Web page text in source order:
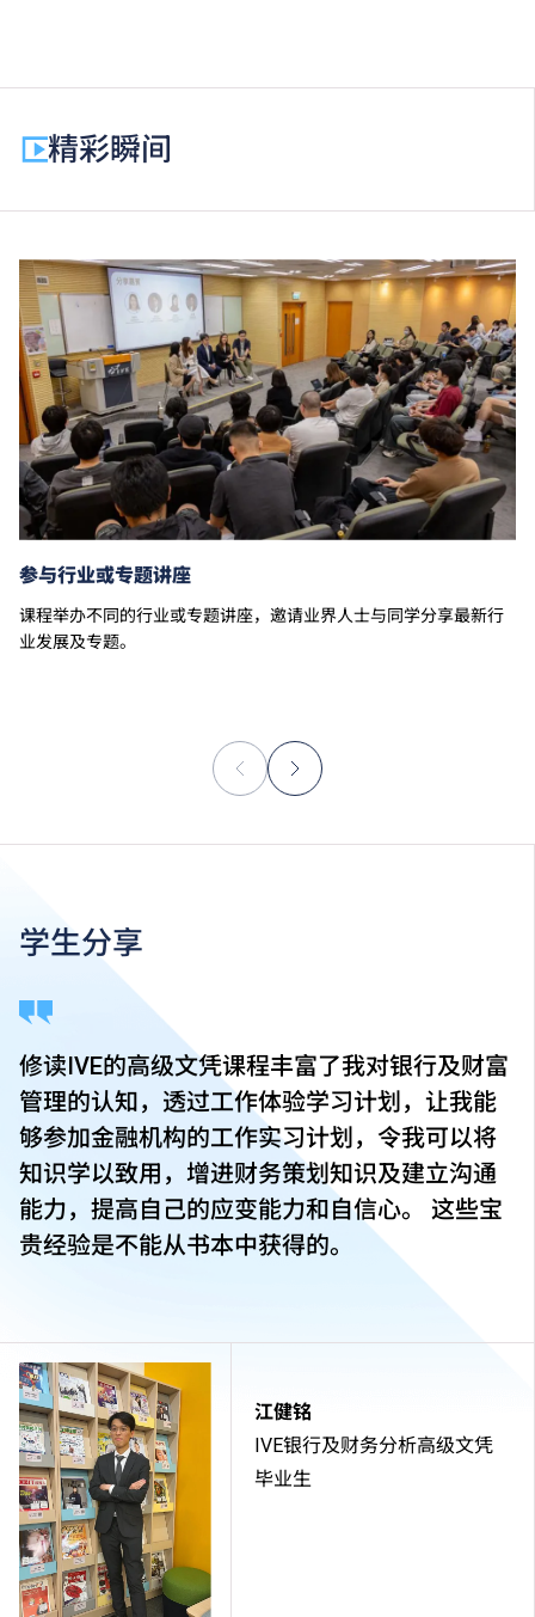
除学费外，学生须缴交其他费用如保证金及学生会年
费。
学费水平会每年检讨。课程第二年学费水平会因应通胀
及有关因素作调整。
以上资料只适用于
本地学生。
精彩瞬间
参与行业或专题讲座
课程举办不同的行业或专题讲座，邀请业界人士与同学分享最新行
业发展及专题。
江健铭
IVE银行及财务分析高级文凭
毕业生
学生分享
修读IVE的高级文凭课程丰富了我对银行及财富
管理的认知，透过工作体验学习计划，让我能
够参加金融机构的工作实习计划，令我可以将
知识学以致用，增进财务策划知识及建立沟通
能力，提高自己的应变能力和自信心。 这些宝
贵经验是不能从书本中获得的。